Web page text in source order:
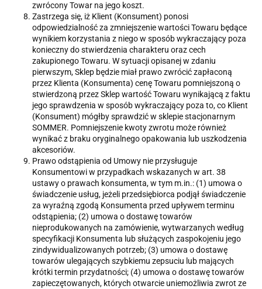
zwrócony Towar na jego koszt.
Zastrzega się, iż Klient (Konsument) ponosi
odpowiedzialność za zmniejszenie wartości Towaru będące
wynikiem korzystania z niego w sposób wykraczający poza
konieczny do stwierdzenia charakteru oraz cech
zakupionego Towaru. W sytuacji opisanej w zdaniu
pierwszym, Sklep będzie miał prawo zwrócić zapłaconą
przez Klienta (Konsumenta) cenę Towaru pomniejszoną o
stwierdzoną przez Sklep wartość Towaru wynikającą z faktu
jego sprawdzenia w sposób wykraczający poza to, co Klient
(Konsument) mógłby sprawdzić w sklepie stacjonarnym
SOMMER. Pomniejszenie kwoty zwrotu może również
wynikać z braku oryginalnego opakowania lub uszkodzenia
akcesoriów.
Prawo odstąpienia od Umowy nie przysługuje
Konsumentowi w przypadkach wskazanych w art. 38
ustawy o prawach konsumenta, w tym m.in.: (1) umowa o
świadczenie usług, jeżeli przedsiębiorca podjął świadczenie
za wyraźną zgodą Konsumenta przed upływem terminu
odstąpienia; (2) umowa o dostawę towarów
nieprodukowanych na zamówienie, wytwarzanych według
specyfikacji Konsumenta lub służących zaspokojeniu jego
zindywidualizowanych potrzeb; (3) umowa o dostawę
towarów ulegających szybkiemu zepsuciu lub mających
krótki termin przydatności; (4) umowa o dostawę towarów
zapieczętowanych, których otwarcie uniemożliwia zwrot ze